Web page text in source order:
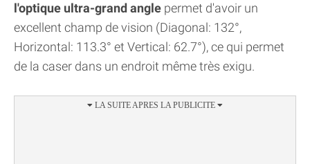
l'optique ultra-grand angle permet d'avoir un
excellent champ de vision (Diagonal: 132°,
Horizontal: 113.3° et Vertical: 62.7°), ce qui permet
de la caser dans un endroit même très exigu.